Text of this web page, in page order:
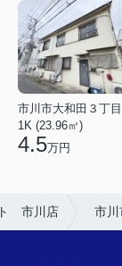
市川市大和田３丁目
1K (23.96㎡)
4.5万円
ト 市川店 市川